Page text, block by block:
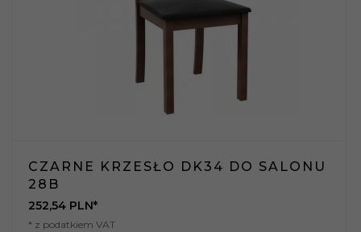
CZARNE KRZESŁO DK34 DO SALONU
28B
252,54 PLN*
* z podatkiem VAT